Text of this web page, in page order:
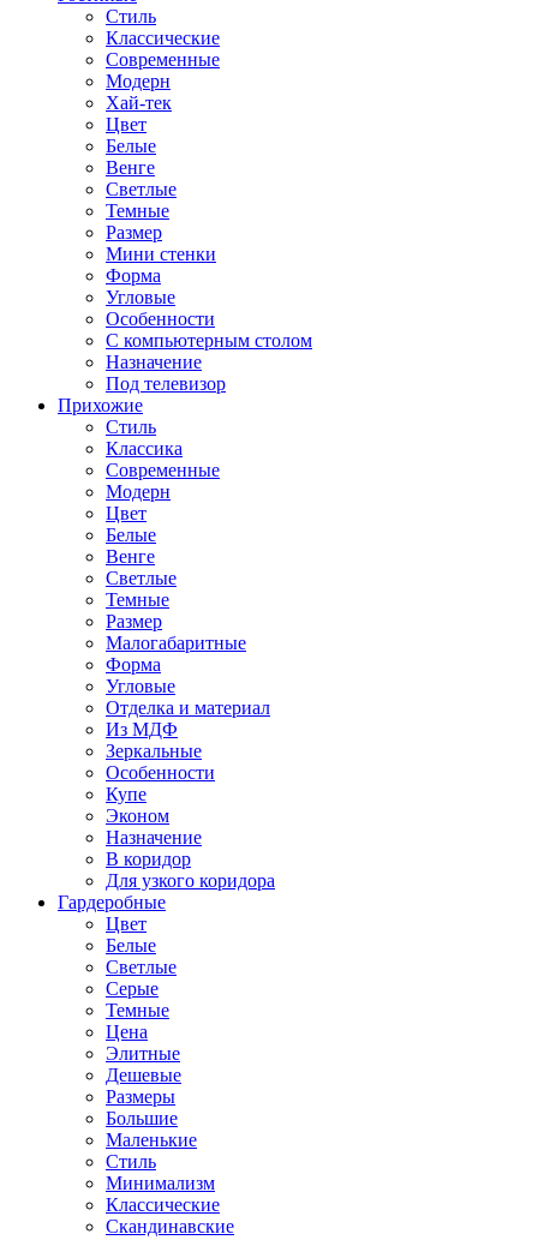
Стиль
Классические
Современные
Модерн
Хай-тек
Цвет
Белые
Венге
Светлые
Темные
Размер
Мини стенки
Форма
Угловые
Особенности
С компьютерным столом
Назначение
Под телевизор
Прихожие
Стиль
Классика
Современные
Модерн
Цвет
Белые
Венге
Светлые
Темные
Размер
Малогабаритные
Форма
Угловые
Отделка и материал
Из МДФ
Зеркальные
Особенности
Купе
Эконом
Назначение
В коридор
Для узкого коридора
Гардеробные
Цвет
Белые
Светлые
Серые
Темные
Цена
Элитные
Дешевые
Размеры
Большие
Маленькие
Стиль
Минимализм
Классические
Скандинавские